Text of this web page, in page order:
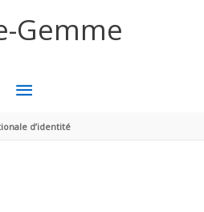
Gemme
MENU
PRINCIPAL
d’identité